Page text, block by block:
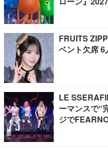
FRUITS
ベント欠席
LE
ーマンスで“
ジで